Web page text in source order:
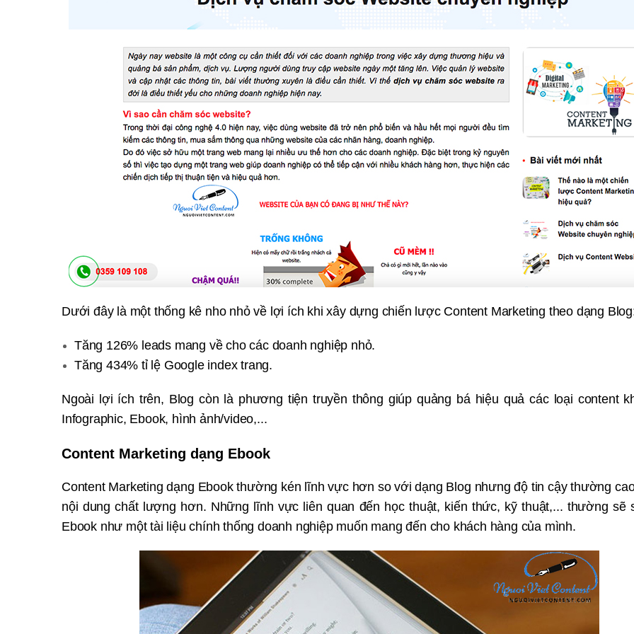
Dưới đây là một thống kê nho nhỏ về lợi ích khi xây dựng chiến lược Content Marketing theo dạng
Tăng 126% leads mang về cho các doanh nghiệp nhỏ.
Tăng 434% tỉ lệ Google index trang.
Ngoài lợi ích trên, Blog còn là phương tiện truyền thông giúp quảng bá hiệu quả các loại content
Infographic, Ebook, hình ảnh/video,...
Content Marketing dạng Ebook
Content Marketing dạng Ebook thường kén lĩnh vực hơn so với dạng Blog nhưng độ tin cậy thường
nội dung chất lượng hơn. Những lĩnh vực liên quan đến học thuật, kiến thức, kỹ thuật,... thường sẽ
Ebook như một tài liệu chính thống doanh nghiệp muốn mang đến cho khách hàng của mình.